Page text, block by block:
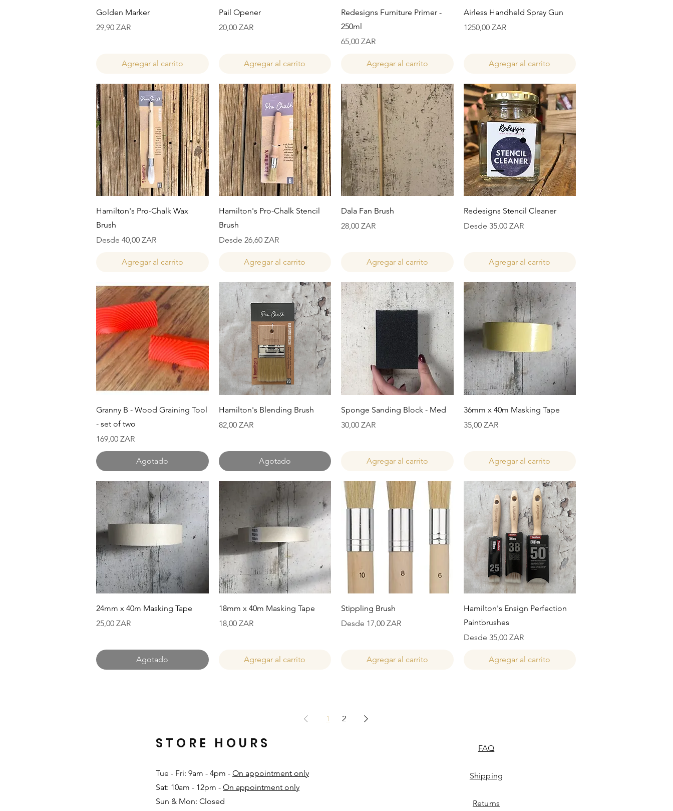
Vista rápida
Golden Marker
Precio
29,90 ZAR
Agregar al carrito
Vista rápida
Pail Opener
Precio
20,00 ZAR
Agregar al carrito
Vista rápida
Redesigns Furniture Primer -
250ml
Precio
65,00 ZAR
Agregar al carrito
Vista rápida
Airless Handheld Spray Gun
Precio
1250,00 ZAR
Agregar al carrito
Vista rápida
Hamilton's Pro-Chalk Wax
Brush
Desde 40,00 ZAR
Precio de oferta
Agregar al carrito
Vista rápida
Hamilton's Pro-Chalk Stencil
Brush
Desde 26,60 ZAR
Precio de oferta
Agregar al carrito
Vista rápida
Dala Fan Brush
Precio
28,00 ZAR
Agregar al carrito
Vista rápida
Redesigns Stencil Cleaner
Desde 35,00 ZAR
Precio de oferta
Agregar al carrito
Vista rápida
Granny B - Wood Graining Tool
- set of two
Precio
169,00 ZAR
Agotado
Vista rápida
Hamilton's Blending Brush
Precio
82,00 ZAR
Agotado
Vista rápida
Sponge Sanding Block - Med
Precio
30,00 ZAR
Agregar al carrito
Vista rápida
36mm x 40m Masking Tape
Precio
35,00 ZAR
Agregar al carrito
Vista rápida
24mm x 40m Masking Tape
Precio
25,00 ZAR
Agotado
Vista rápida
18mm x 40m Masking Tape
Precio
18,00 ZAR
Agregar al carrito
Vista rápida
Stippling Brush
Desde 17,00 ZAR
Precio de oferta
Agregar al carrito
Vista rápida
Hamilton's Ensign Perfection
Paintbrushes
Desde 35,00 ZAR
Precio de oferta
Agregar al carrito
1 2
Tue - Fri: 9am - 4pm - On appointment only
Sat: 10am - 12pm - On appointment only
Sun & Mon: Closed​
STORE HOURS FAQ
Shipping
Returns